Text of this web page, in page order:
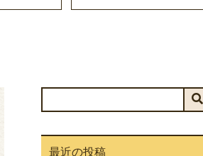
最近の投稿